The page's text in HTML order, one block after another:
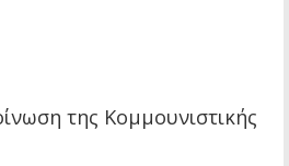
της Κομμουνιστικής